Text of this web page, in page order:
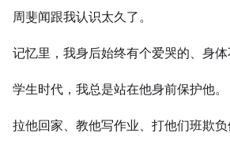
周斐闻跟我认识太久了。
记忆里，我身后始终有个爱哭的、身体
学生时代，我总是站在他身前保护他。
拉他回家、教他写作业、打他们班欺负